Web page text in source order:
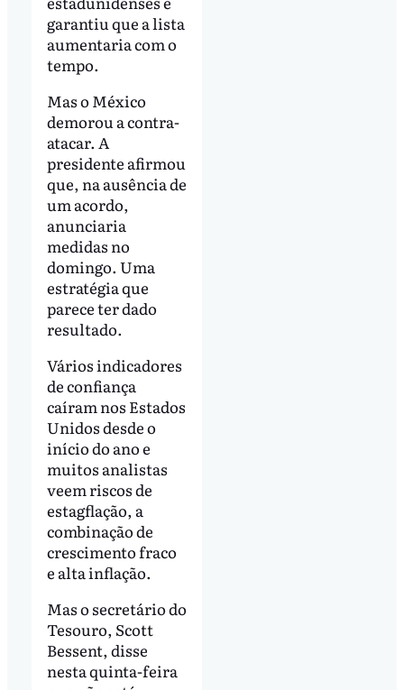
garantiu que a lista
aumentaria com o
tempo.
Mas o México
demorou a contra-
atacar. A
presidente afirmou
que, na ausência de
um acordo,
anunciaria
medidas no
domingo. Uma
estratégia que
parece ter dado
resultado.
Vários indicadores
de confiança
caíram nos Estados
Unidos desde o
início do ano e
muitos analistas
veem riscos de
estagflação, a
combinação de
crescimento fraco
e alta inflação.
Mas o secretário do
Tesouro, Scott
Bessent, disse
nesta quinta-feira